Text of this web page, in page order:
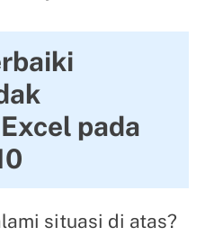
pada
situasi di atas?